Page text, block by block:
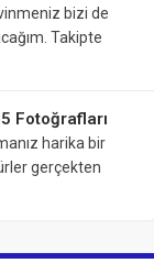
bizi de
Takipte
Fotoğrafları
harika bir
gerçekten